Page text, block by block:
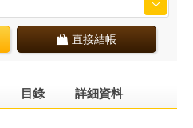
直接結帳
目錄 詳細資料